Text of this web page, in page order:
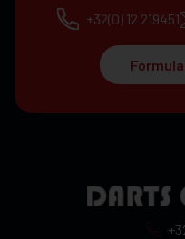
+32(0) 12 219451